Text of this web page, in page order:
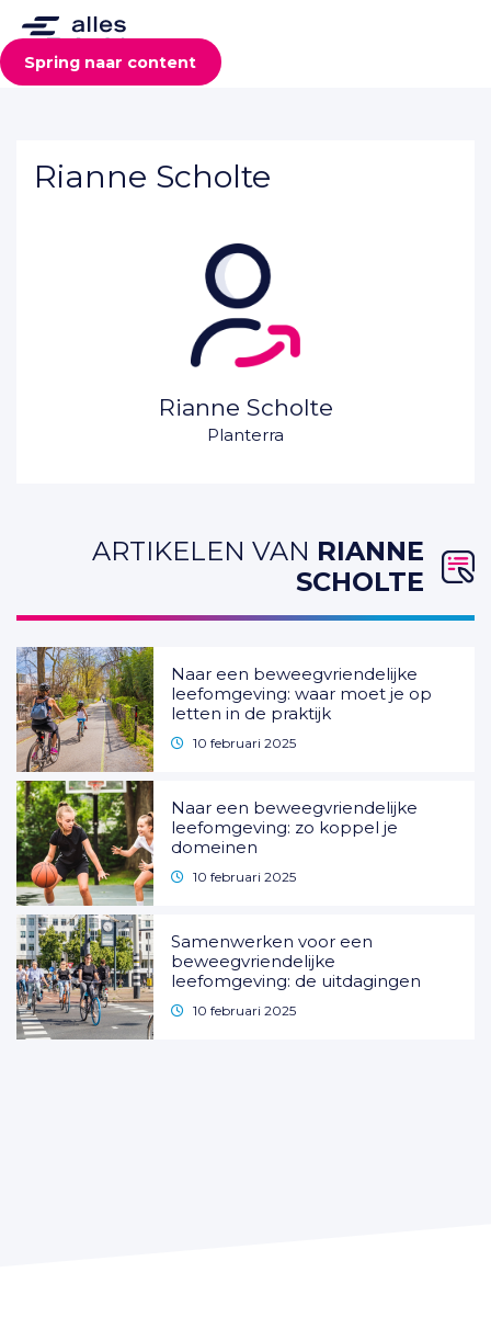
Spring naar content
Rianne Scholte
Rianne Scholte
Planterra
ARTIKELEN VAN RIANNE
SCHOLTE
Naar een beweegvriendelijke
leefomgeving: waar moet je op
letten in de praktijk
10 februari 2025
Naar een beweegvriendelijke
leefomgeving: zo koppel je
domeinen
10 februari 2025
Samenwerken voor een
beweegvriendelijke
leefomgeving: de uitdagingen
10 februari 2025